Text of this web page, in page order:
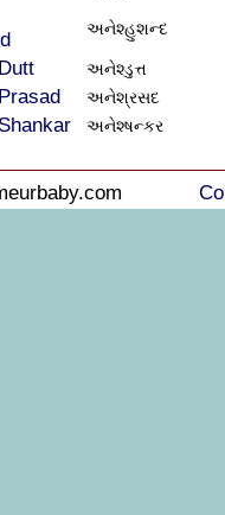
અનેશ્હુશન્દ
અનેશ્ડુત્ત
અનેશ્રસદ
અનેશ્ષન્કર